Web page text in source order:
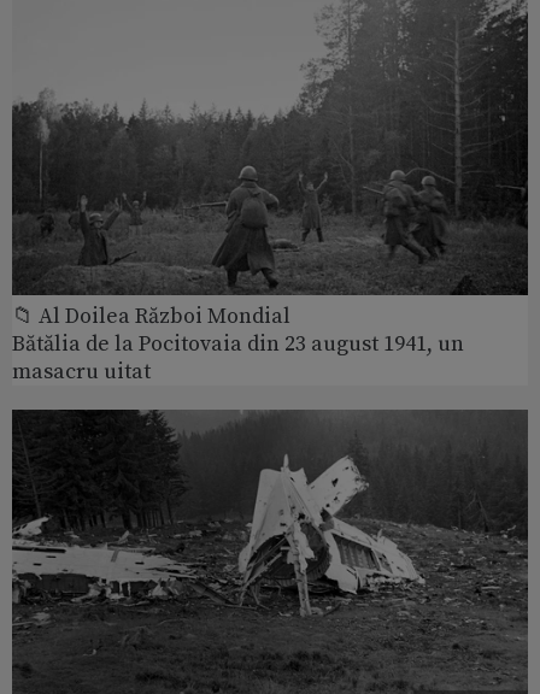
📁 Al Doilea Război Mondial
Bătălia de la Pocitovaia din 23 august 1941, un
masacru uitat